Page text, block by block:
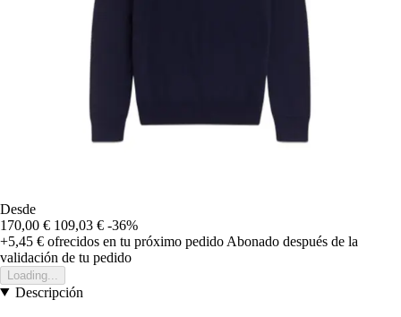
Desde
170,00 € 109,03 € -36%
+5,45 € ofrecidos en tu próximo pedido Abonado después de la
validación de tu pedido
Loading...
Descripción